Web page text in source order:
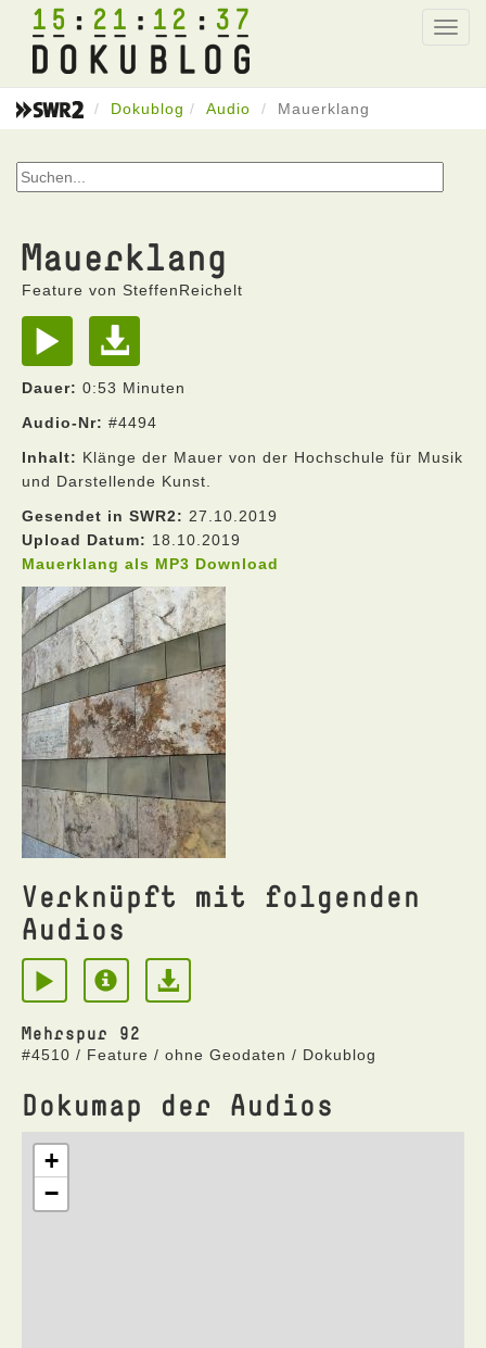
15 21 12 37
Dokublog Audio Mauerklang
Mauerklang
Feature von SteffenReichelt
Dauer: 0:53 Minuten
Audio-Nr: #4494
Inhalt: Klänge der Mauer von der Hochschule für Musik
und Darstellende Kunst.
Gesendet in SWR2: 27.10.2019
Upload Datum: 18.10.2019
Mauerklang als MP3 Download
Verknüpft mit folgenden
Audios
Mehrspur 92
#4510 / Feature / ohne Geodaten / Dokublog
Dokumap der Audios